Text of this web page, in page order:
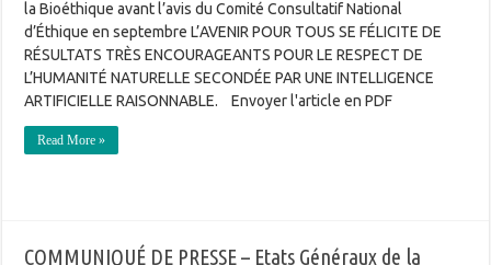
la Bioéthique avant l’avis du Comité Consultatif National
d’Éthique en septembre L’AVENIR POUR TOUS SE FÉLICITE DE
RÉSULTATS TRÈS ENCOURAGEANTS POUR LE RESPECT DE
L’HUMANITÉ NATURELLE SECONDÉE PAR UNE INTELLIGENCE
ARTIFICIELLE RAISONNABLE. Envoyer l'article en PDF
Read More »
COMMUNIQUÉ DE PRESSE – Etats Généraux de la